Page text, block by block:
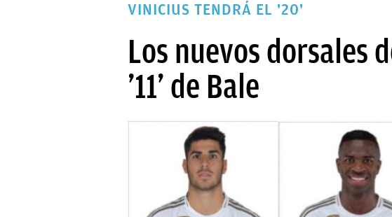
VINICIUS TENDRÁ EL '20'
Los nuevos dorsales
’11’ de Bale